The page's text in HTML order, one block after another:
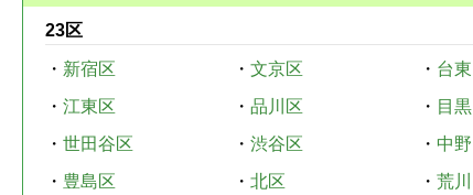
23区
・ 新宿区 ・ 文京区 ・ 台
・ 江東区 ・ 品川区 ・ 目
・ 世田谷区 ・ 渋谷区 ・ 中
・ 豊島区 ・ 北区 ・ 荒